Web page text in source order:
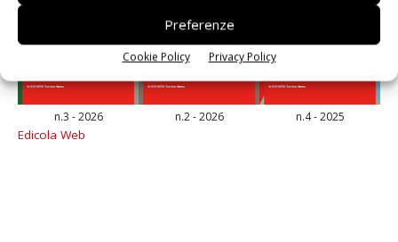
Preferenze
Cookie Policy Privacy Policy
n.3 - 2026 n.2 - 2026 n.4 - 2025
Edicola Web